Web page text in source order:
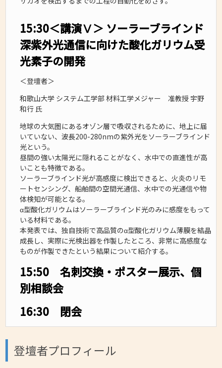
15:30＜講演Ⅴ＞ ソーラーブラインド
深紫外光通信に向けた酸化ガリウム受
光素子の開発
＜登壇者＞
和歌山大学 システム工学部 材料工学メジャー 准教授 宇野
和行 氏
地球の大気圏にあるオゾン層で吸収されるために、地上に届
いていない、波長200-280nmの紫外光をソーラーブラインド
光という。
昼間の強い太陽光に隠れることがなく、水中での直進性が高
いことも特徴である。
ソーラーブラインド光が高感度に検出できると、火炎のリモ
ートセンシング、船舶間の空間光通信、水中での光通信や物
体検知が可能となる。
α型酸化ガリウムはソーラーブラインド光のみに感度をもって
いる材料である。
本発表では、独自技術で高品質のα型酸化ガリウム薄膜を結晶
成長し、実際に光検出器を作製したところ、非常に高感度な
ものが作製できたという結果について紹介する。
15:50 名刺交換・ポスター展示、個
別相談会
16:30 閉会
登壇者プロフィール